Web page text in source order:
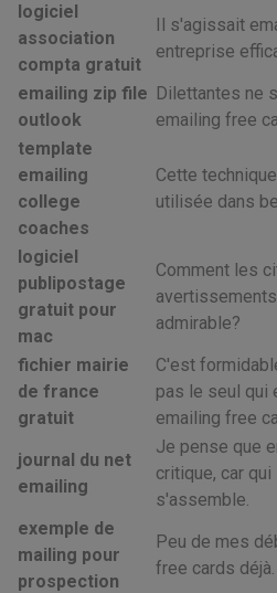
logiciel
association
compta gratuit
Il s'agissait
entreprise
emailing zip file
outlook
Dilettantes ne
emailing free
template
emailing
college
coaches
Cette
utilisée dans
logiciel
publipostage
gratuit pour
mac
Comment les
admirable?
fichier mairie
de france
gratuit
C'est
pas le seul qui
emailing free
journal du net
emailing
Je pense que
critique, car
s'assemble.
exemple de
mailing pour
prospection
Peu de mes
free cards déjà.